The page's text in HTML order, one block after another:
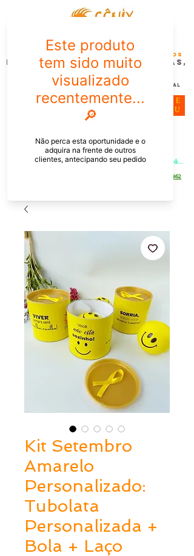
FÊNIX DESIGN STUDIO | Design
Gráfico| Desenvolvimento de Produtos
Personalizados para Pessoas,
Empresas e EventoS
Lembrancinhas, Brindes promocionais,
Decoração, Presentes e Comunicação Visual
PEDIDOS PELO CHAT OU WHATSAPP: Informe os produtos,
quantidade e o CEP ou endereço de entrega e receba um link já
ME
NU
[21] 9 6546 4862
Kit Setembro
Amarelo
Personalizado:
Tubolata
Personalizada +
Bola + Laço